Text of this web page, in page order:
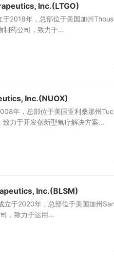
Inc.(LTGO)
2018年，总部位于美国加州
制药公司，致力于...
Inc.(NUOX)
年，总部位于美国亚利桑那州
力于开发创新型氧疗解决方案...
Inc.(BLSM)
于2020年，总部位于美国加州
，致力于运用...